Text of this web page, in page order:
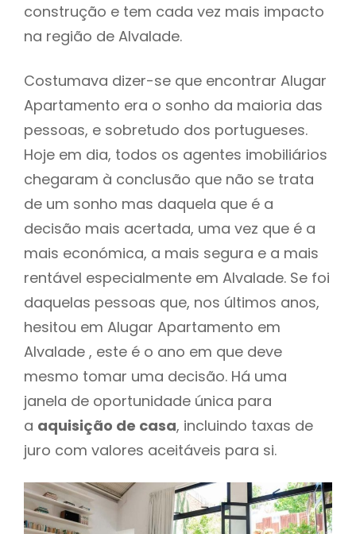
construção e tem cada vez mais impacto
na região de Alvalade.
Costumava dizer-se que encontrar Alugar
Apartamento era o sonho da maioria das
pessoas, e sobretudo dos portugueses.
Hoje em dia, todos os agentes imobiliários
chegaram à conclusão que não se trata
de um sonho mas daquela que é a
decisão mais acertada, uma vez que é a
mais económica, a mais segura e a mais
rentável especialmente em Alvalade. Se foi
daquelas pessoas que, nos últimos anos,
hesitou em Alugar Apartamento em
Alvalade , este é o ano em que deve
mesmo tomar uma decisão. Há uma
janela de oportunidade única para
a aquisição de casa, incluindo taxas de
juro com valores aceitáveis para si.